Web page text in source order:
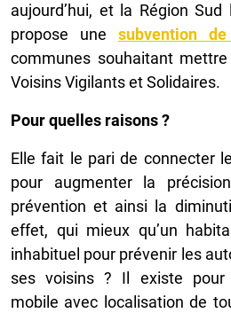
aujourd’hui, et la Région
propose une subvention
communes souhaitant
Voisins Vigilants et Solidaires.
Pour quelles raisons ?
Elle fait le pari de connecter
pour augmenter la
prévention et ainsi la
effet, qui mieux qu’un
inhabituel pour prévenir les
ses voisins ? Il existe pour
mobile avec localisation de